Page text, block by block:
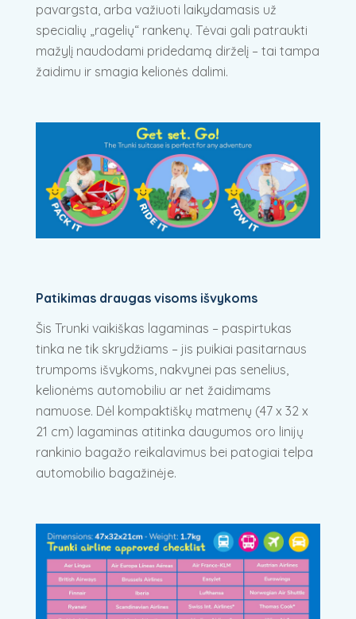
pavargsta, arba važiuoti laikydamasis už
specialių „ragelių“ rankenų. Tėvai gali patraukti
mažylį naudodami pridedamą dirželį – tai tampa
žaidimu ir smagia kelionės dalimi.
Patikimas draugas visoms išvykoms
Šis Trunki vaikiškas lagaminas – paspirtukas
tinka ne tik skrydžiams – jis puikiai pasitarnaus
trumpoms išvykoms, nakvynei pas senelius,
kelionėms automobiliu ar net žaidimams
namuose. Dėl kompaktiškų matmenų (47 x 32 x
21 cm) lagaminas atitinka daugumos oro linijų
rankinio bagažo reikalavimus bei patogiai telpa
automobilio bagažinėje.